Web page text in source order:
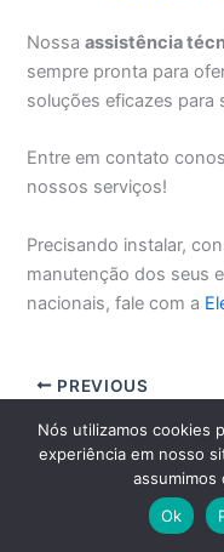
Nossaassistência
sempre pronta para
soluções eficazes para
Entre em contato
nossos serviços!
Precisando instalar,
manutenção dos seus
nacionais, fale com a
PREVIOUS
EM SÃO PAULO,
AQUI E
Nós utilizamos cookies
experiência em nosso
Ok